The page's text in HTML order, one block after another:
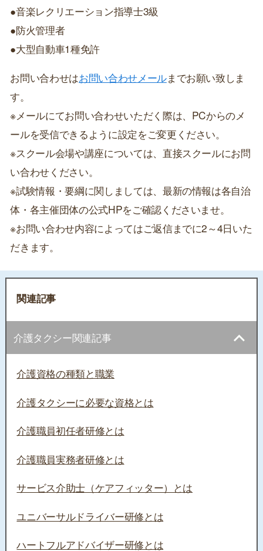
●音楽レクリエーション指導士3級
●防火管理者
●大型自動車1種免許
お問い合わせはお問い合わせメールまでお願い致しま
す。
※メールにてお問い合わせいただく際は、PCからのメ
ールを受信できるように設定をご変更ください。
※スクール会場や講座については、直接スクールにお問
い合わせください。
※試験情報・要綱に関しましては、最新の情報は各自治
体・各主催団体の公式HPをご確認くださいませ。
※お問い合わせ内容によってはご返信までに2～4日いた
だきます。
関連記事
介護タクシー関連記事
介護資格の種類と職業
介護タクシーに必要な資格とは
介護職員初任者研修とは
介護職員実務者研修とは
サービス介助士（ケアフィッター）とは
ユニバーサルドライバー研修とは
ハートフルアドバイザー研修とは